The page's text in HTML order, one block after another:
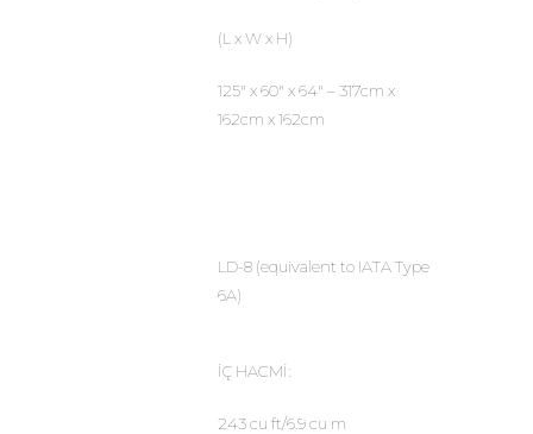
(L x W x H)
125″ x 60″ x 64″ – 317cm x
162cm x 162cm
LD-8 (equivalent to IATA Type
6A)
İÇ HACMİ:
243 cu ft/6.9 cu m